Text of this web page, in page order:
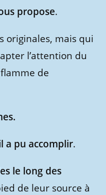
propose.
originales, mais qui
l’attention du
de
a pu accomplir.
le long des
de leur source à